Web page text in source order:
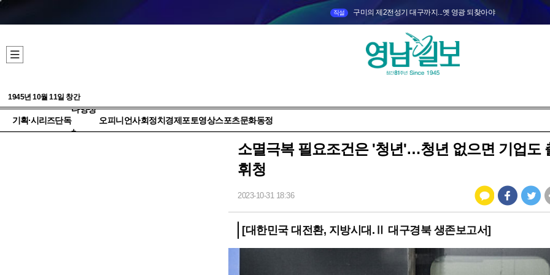
직설 구미의 제2전성기 대구까지...옛 영광 되찾아야
1945년 10월 11일 창간
기획·시리즈단독
다양성
+
오피니언사회정치 경제 포토영상스포츠문화동정
소멸극복 필요조건은 '청년'…청년 없으면 기업도
휘청
2023-10-31 18:36
[대한민국 대전환, 지방시대.Ⅱ 대구경북 생존보고서]